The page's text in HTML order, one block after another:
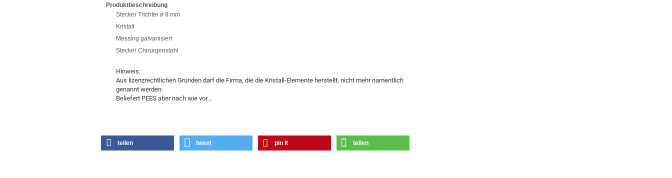
Produktbeschreibung
Stecker Trichter ø 8 mm
Kristall
Messing galvanisiert
Stecker Chirurgenstahl
Hinweis:
Aus lizenzrechtlichen Gründen darf die Firma, die die Kristall-Elemente herstellt, nicht mehr namentlich
genannt werden.
Beliefert PEES aber nach wie vor...
teilen tweet pin it teilen